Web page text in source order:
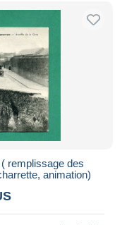
remplissage des
animation)